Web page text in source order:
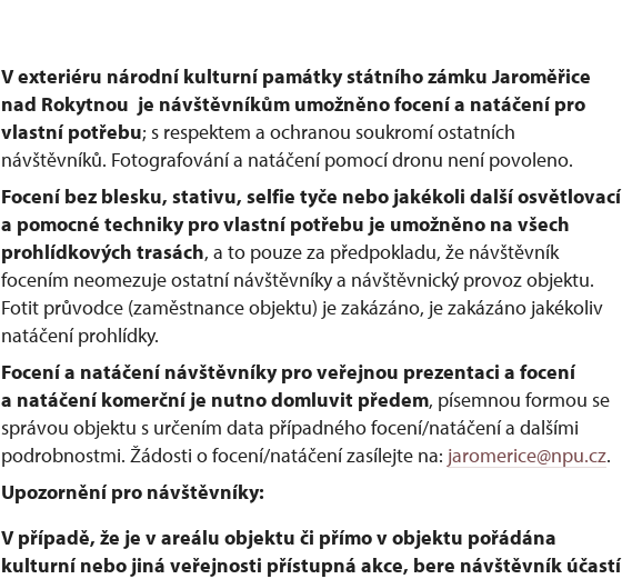
V exteriéru národní kulturní památky státního zámku Jaroměřice
nad Rokytnou je návštěvníkům umožněno focení a natáčení pro
vlastní potřebu; s respektem a ochranou soukromí ostatních
návštěvníků. Fotografování a natáčení pomocí dronu není povoleno.
Focení bez blesku, stativu, selfie tyče nebo jakékoli další osvětlovací
a pomocné techniky pro vlastní potřebu je umožněno na všech
prohlídkových trasách, a to pouze za předpokladu, že návštěvník
focením neomezuje ostatní návštěvníky a návštěvnický provoz objektu.
Fotit průvodce (zaměstnance objektu) je zakázáno, je zakázáno jakékoliv
natáčení prohlídky.
Focení a natáčení návštěvníky pro veřejnou prezentaci a focení
a natáčení komerční je nutno domluvit předem, písemnou formou se
správou objektu s určením data případného focení/natáčení a dalšími
podrobnostmi. Žádosti o focení/natáčení zasílejte na: jaromerice@npu.cz.
Upozornění pro návštěvníky:
V případě, že je v areálu objektu či přímo v objektu pořádána
kulturní nebo jiná veřejnosti přístupná akce, bere návštěvník účastí